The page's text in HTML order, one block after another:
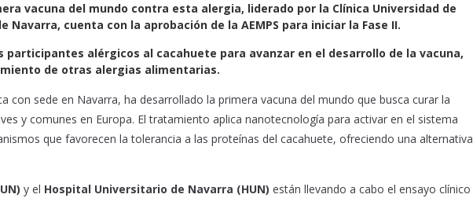
vacuna del mundo contra esta alergia, liderado por la Clínica Universidad de
cuenta con la aprobación de la AEMPS para iniciar la Fase II.
participantes alérgicos al cacahuete para avanzar en el desarrollo de la vacuna,
de otras alergias alimentarias.
con sede en Navarra, ha desarrollado la primera vacuna del mundo que busca curar la
y comunes en Europa. El tratamiento aplica nanotecnología para activar en el sistema
que favorecen la tolerancia a las proteínas del cacahuete, ofreciendo una alternativa
y el Hospital Universitario de Navarra (HUN) están llevando a cabo el ensayo clínico